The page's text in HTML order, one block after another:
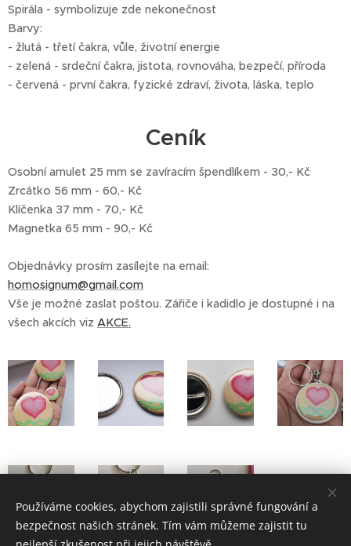
Spirála - symbolizuje zde nekonečnost
Barvy:
- žlutá - třetí čakra, vůle, životní energie
- zelená - srdeční čakra, jistota, rovnováha, bezpečí, příroda
- červená - první čakra, fyzické zdraví, života, láska, teplo
Ceník
Osobní amulet 25 mm se zavíracím špendlíkem - 30,- Kč
Zrcátko 56 mm - 60,- Kč
Klíčenka 37 mm - 70,- Kč
Magnetka 65 mm - 90,- Kč
Objednávky prosím zasílejte na email:
homosignum@gmail.com
Vše je možné zaslat poštou. Zářiče i kadidlo je dostupné i na
všech akcích viz AKCE.
Používáme cookies, abychom zajistili správné fungování a
bezpečnost našich stránek. Tím vám můžeme zajistit tu